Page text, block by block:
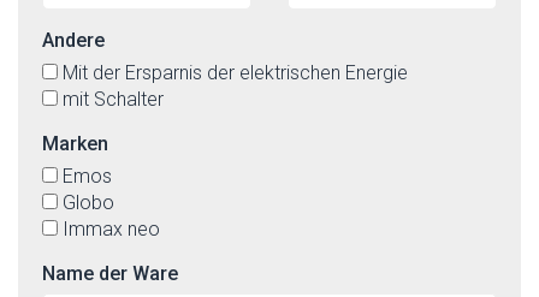
Andere
Mit der Ersparnis der elektrischen Energie
mit Schalter
Marken
Emos
Globo
Immax neo
Name der Ware